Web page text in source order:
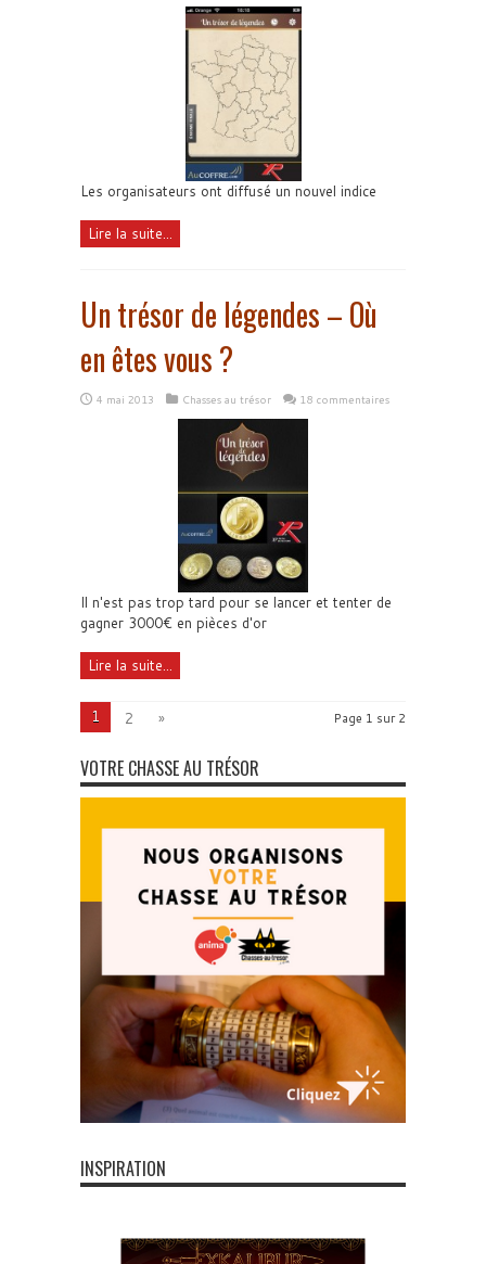
Les organisateurs ont diffusé un nouvel indice
Lire la suite...
Un trésor de légendes – Où
en êtes vous ?
4 mai 2013 Chasses au trésor 18 commentaires
Il n'est pas trop tard pour se lancer et tenter de
gagner 3000€ en pièces d'or
Lire la suite...
Page 1 sur 2
1 2 »
VOTRE CHASSE AU TRÉSOR
INSPIRATION